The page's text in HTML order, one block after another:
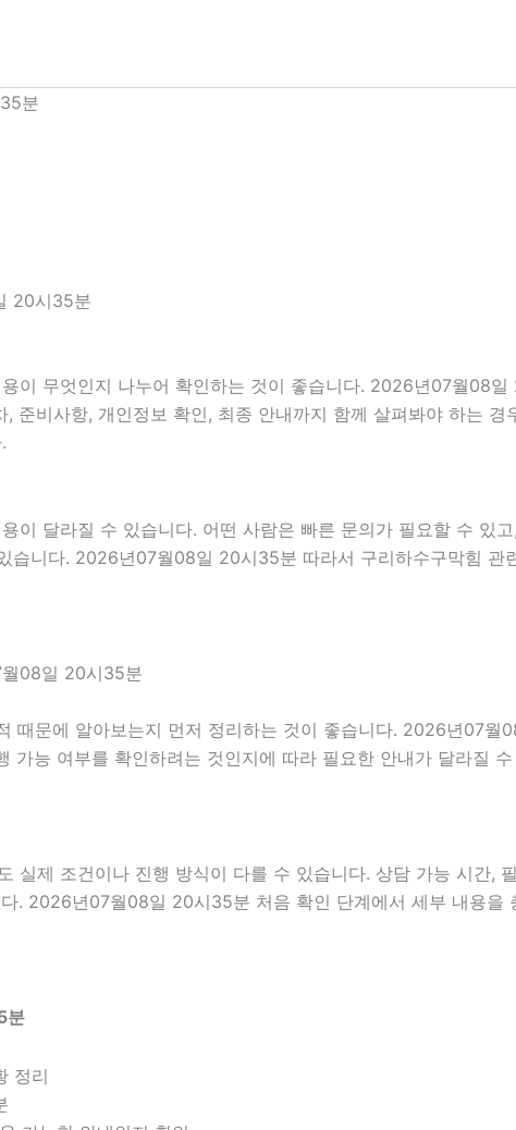
분
20시35분
이 무엇인지 나누어 확인하는 것이 좋습니다. 2026년07월08
준비사항, 개인정보 확인, 최종 안내까지 함께 살펴봐야 하는
이 달라질 수 있습니다. 어떤 사람은 빠른 문의가 필요할 수 있
습니다. 2026년07월08일 20시35분 따라서 구리하수구막힘
08일 20시35분
때문에 알아보는지 먼저 정리하는 것이 좋습니다. 2026년07
가능 여부를 확인하려는 것인지에 따라 필요한 안내가 달라질
실제 조건이나 진행 방식이 다를 수 있습니다. 상담 가능 시간,
. 2026년07월08일 20시35분 처음 확인 단계에서 세부 내용을
분
정리